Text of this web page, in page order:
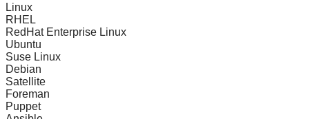
Linux
RHEL
RedHat Enterprise Linux
Ubuntu
Suse Linux
Debian
Satellite
Foreman
Puppet